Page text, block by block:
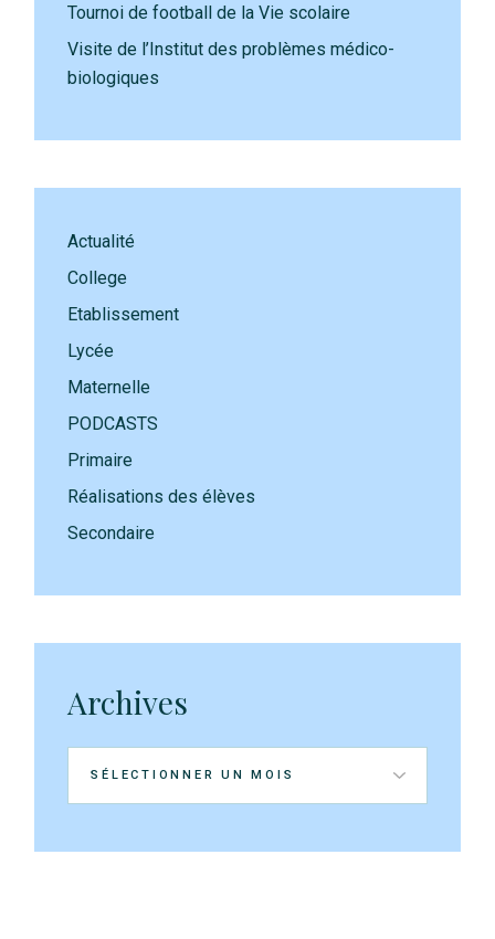
Tournoi de football de la Vie scolaire
Visite de l’Institut des problèmes médico-
biologiques
Actualité
College
Etablissement
Lycée
Maternelle
PODCASTS
Primaire
Réalisations des élèves
Secondaire
Archives
Archives